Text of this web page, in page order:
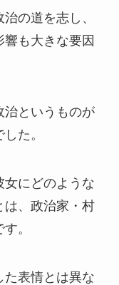
の道を志し、
も大きな要因
治というものが
た。
女にどのような
は、政治家・村
。
た表情とは異な